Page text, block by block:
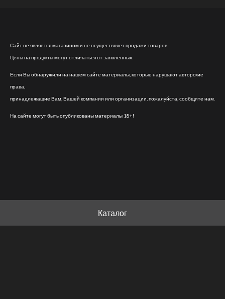
Сайт не является магазином и не осуществляет продажи товаров.
Цены на продукты могут отличаться от заявленных.
Если Вы обнаружили на нашем сайте материалы, которые нарушают авторские
права,
принадлежащие Вам, Вашей компании или организации, пожалуйста, сообщите нам.
На сайте могут быть опубликованы материалы 18+!
Каталог